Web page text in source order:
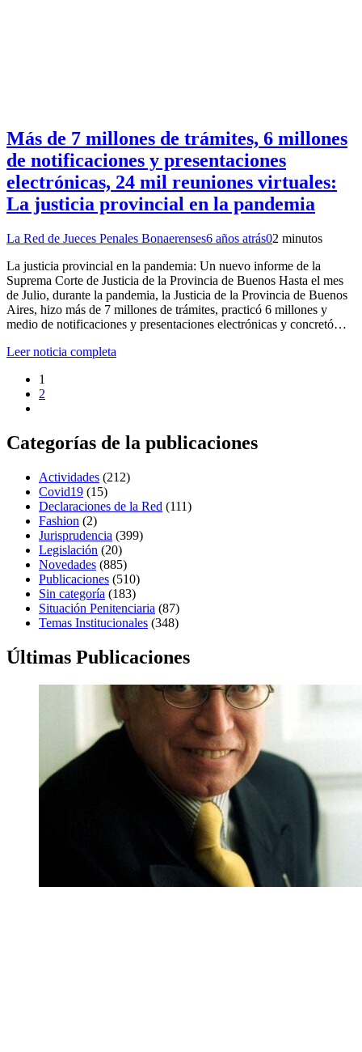
Más de 7 millones de trámites, 6 millones
de notificaciones y presentaciones
electrónicas, 24 mil reuniones virtuales:
La justicia provincial en la pandemia
La Red de Jueces Penales Bonaerenses6 años atrás02 minutos
La justicia provincial en la pandemia: Un nuevo informe de la
Suprema Corte de Justicia de la Provincia de Buenos Hasta el mes
de Julio, durante la pandemia, la Justicia de la Provincia de Buenos
Aires, hizo más de 7 millones de trámites, practicó 6 millones y
medio de notificaciones y presentaciones electrónicas y concretó…
Leer noticia completa
1
2
Categorías de la publicaciones
Actividades (212)
Covid19 (15)
Declaraciones de la Red (111)
Fashion (2)
Jurisprudencia (399)
Legislación (20)
Novedades (885)
Publicaciones (510)
Sin categoría (183)
Situación Penitenciaria (87)
Temas Institucionales (348)
Últimas Publicaciones